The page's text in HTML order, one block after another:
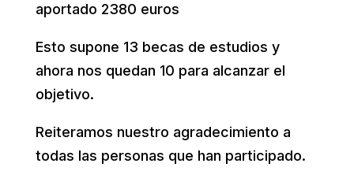
aportado 2380 euros
Esto supone 13 becas de estudios y
ahora nos quedan 10 para alcanzar el
objetivo.
Reiteramos nuestro agradecimiento a
todas las personas que han participado.